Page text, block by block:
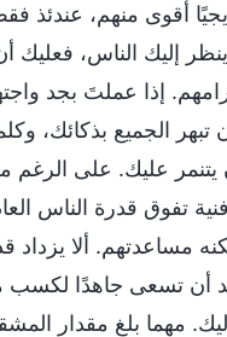
أقوى منهم، عندئذ
إليك الناس، فعليك
إذا عملتَ بجد
الجميع بذكائك،
عليك. على الرغم
تفوق قدرة الناس
ألا يزداد
أن تسعى جاهدًا لكسب
إليك. مهما بلغ مقدار